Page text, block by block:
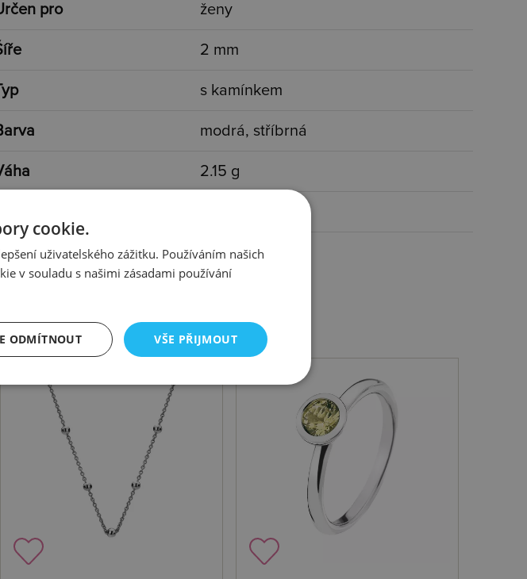
pro ženy
2 mm
s kamínkem
modrá, stříbrná
2.15 g
cookie.
uživatelského zážitku. Používáním našich
v souladu s našimi zásadami používání
VŠE PŘIJMOUT
ODMÍTNOUT